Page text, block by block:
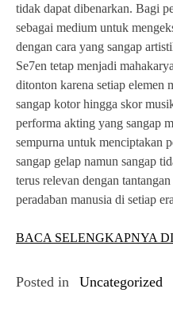
tidak dapat dibenarkan. Bagi
sebagai medium untuk
dengan cara yang sangap
Se7en tetap menjadi
ditonton karena setiap elemen
sangap kotor hingga skor
performa akting yang sangap
sempurna untuk menciptakan
sangap gelap namun sangap
terus relevan dengan
peradaban manusia di setiap
BACA SELENGKAPNYA
Posted in Uncategorized